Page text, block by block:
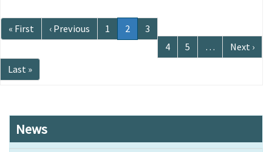
Pagination
Première
page
« First
Page
précédente
‹ Previous Page
1
Page
courante
2 Page
3
Page
4 Page
5 …
Page
suivante
Next ›
Dernière
page
Last »
News